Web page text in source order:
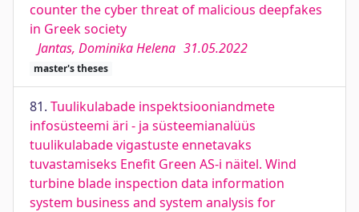
counter the cyber threat of malicious deepfakes
in Greek society
Jantas, Dominika Helena 31.05.2022
master's theses
81. Tuulikulabade inspektsiooniandmete
infosüsteemi äri - ja süsteemianalüüs
tuulikulabade vigastuste ennetavaks
tuvastamiseks Enefit Green AS-i näitel. Wind
turbine blade inspection data information
system business and system analysis for